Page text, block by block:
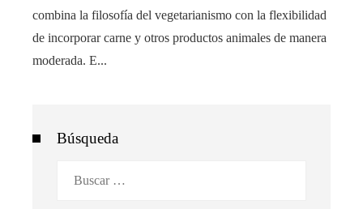
combina la filosofía del vegetarianismo con la flexibilidad
de incorporar carne y otros productos animales de manera
moderada. E...
Búsqueda